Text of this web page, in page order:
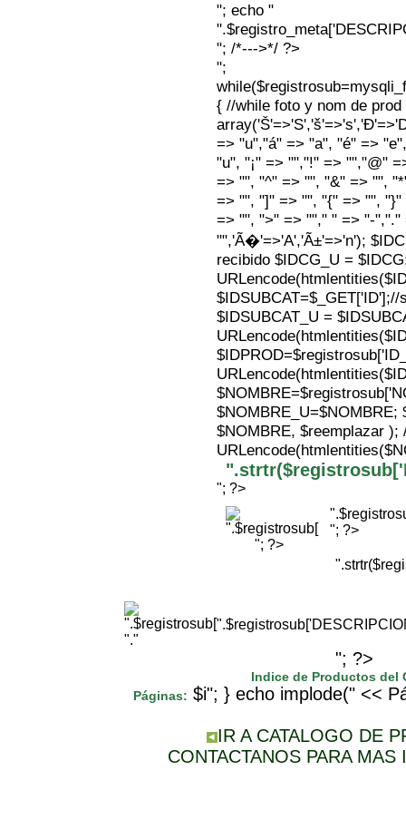
"; echo "
"; /*--->*/ ?>
";
{ //while foto y nom de
=> "u","á" => "a", "é" =>
"u", "¡" => "","!" => "","@"
=> "", "^" => "", "&" => "",
=> "", "]" => "", "{" => "",
=> "", ">" => ""," " => "-","."
"",'Ã�'=>'A','Ã±'=>'n');
recibido $IDCG_U =
$IDSUBCAT_U =
$NOMBRE, $reemplazar );
"; ?>
"; ?>
"; ?>
"."
"; ?>
Indice de Productos del
Páginas: $i"; } echo implode(" <<
IR A CATALOGO DE
CONTACTANOS PARA